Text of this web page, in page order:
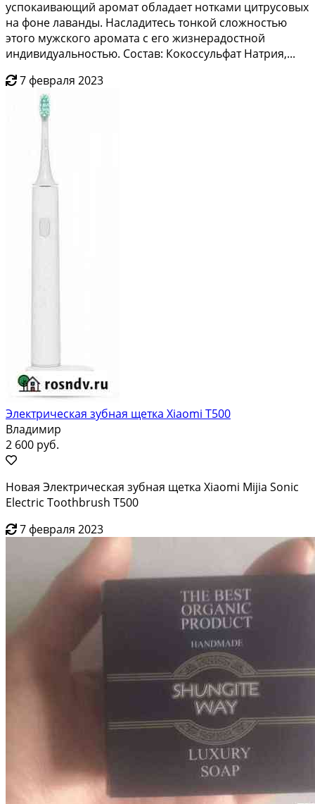
успокаивающий аромат обладает нотками цитрусовых
на фоне лаванды. Насладитесь тонкой сложностью
этого мужского аромата с его жизнерадостной
индивидуальностью. Состав: Кокоссульфат Натрия,...
7 февраля 2023
Электрическая зубная щетка Xiaomi T500
Владимир
2 600 руб.
Новая Электрическая зубная щетка Xiaomi Mijia Sonic
Electric Toothbrush T500
7 февраля 2023